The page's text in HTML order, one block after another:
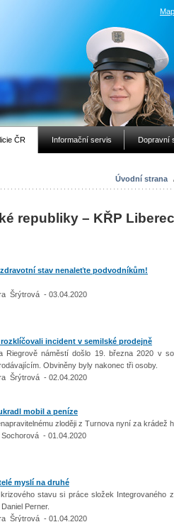
ČR Informační servis Dopravní
Úvodní strana
republiky – KŘP
stav nenaleťte podvodníkům!
Šrýtrová - 03.04.2020
incident v semilské prodejně
Riegrově náměstí došlo 19. března 2020 v
Obviněny byly nakonec tři osoby.
Šrýtrová - 02.04.2020
mobil a peníze
zloději z Turnova nyní za
- 01.04.2020
myslí na druhé
stavu si práce složek Integrovaného
Perner.
Šrýtrová - 01.04.2020